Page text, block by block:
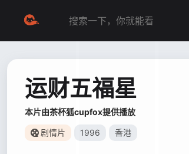
运财五福星
本片由茶杯狐cupfox提供播放
剧情片 1996 香港